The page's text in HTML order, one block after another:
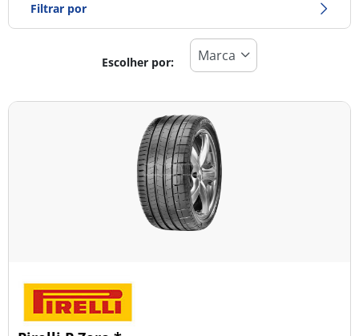
Filtrar por
Todos os tipos (6)
Todas as estações (0)
Ligeiro (4)
Comercial (0)
Escolher por: